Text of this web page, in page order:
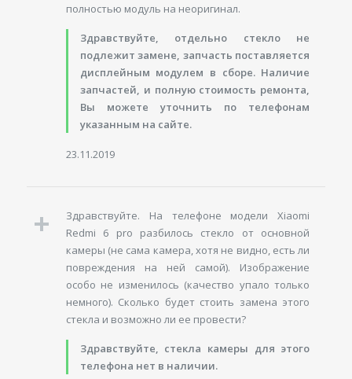
полностью модуль на неоригинал.
Здравствуйте, отдельно стекло не
подлежит замене, запчасть поставляется
дисплейным модулем в сборе. Наличие
запчастей, и полную стоимость ремонта,
Вы можете уточнить по телефонам
указанным на сайте.
23.11.2019
Здравствуйте. На телефоне модели Xiaomi
Redmi 6 pro разбилось стекло от основной
камеры (не сама камера, хотя не видно, есть ли
повреждения на ней самой). Изображение
особо не изменилось (качество упало только
немного). Сколько будет стоить замена этого
стекла и возможно ли ее провести?
Здравствуйте, стекла камеры для этого
телефона нет в наличии.